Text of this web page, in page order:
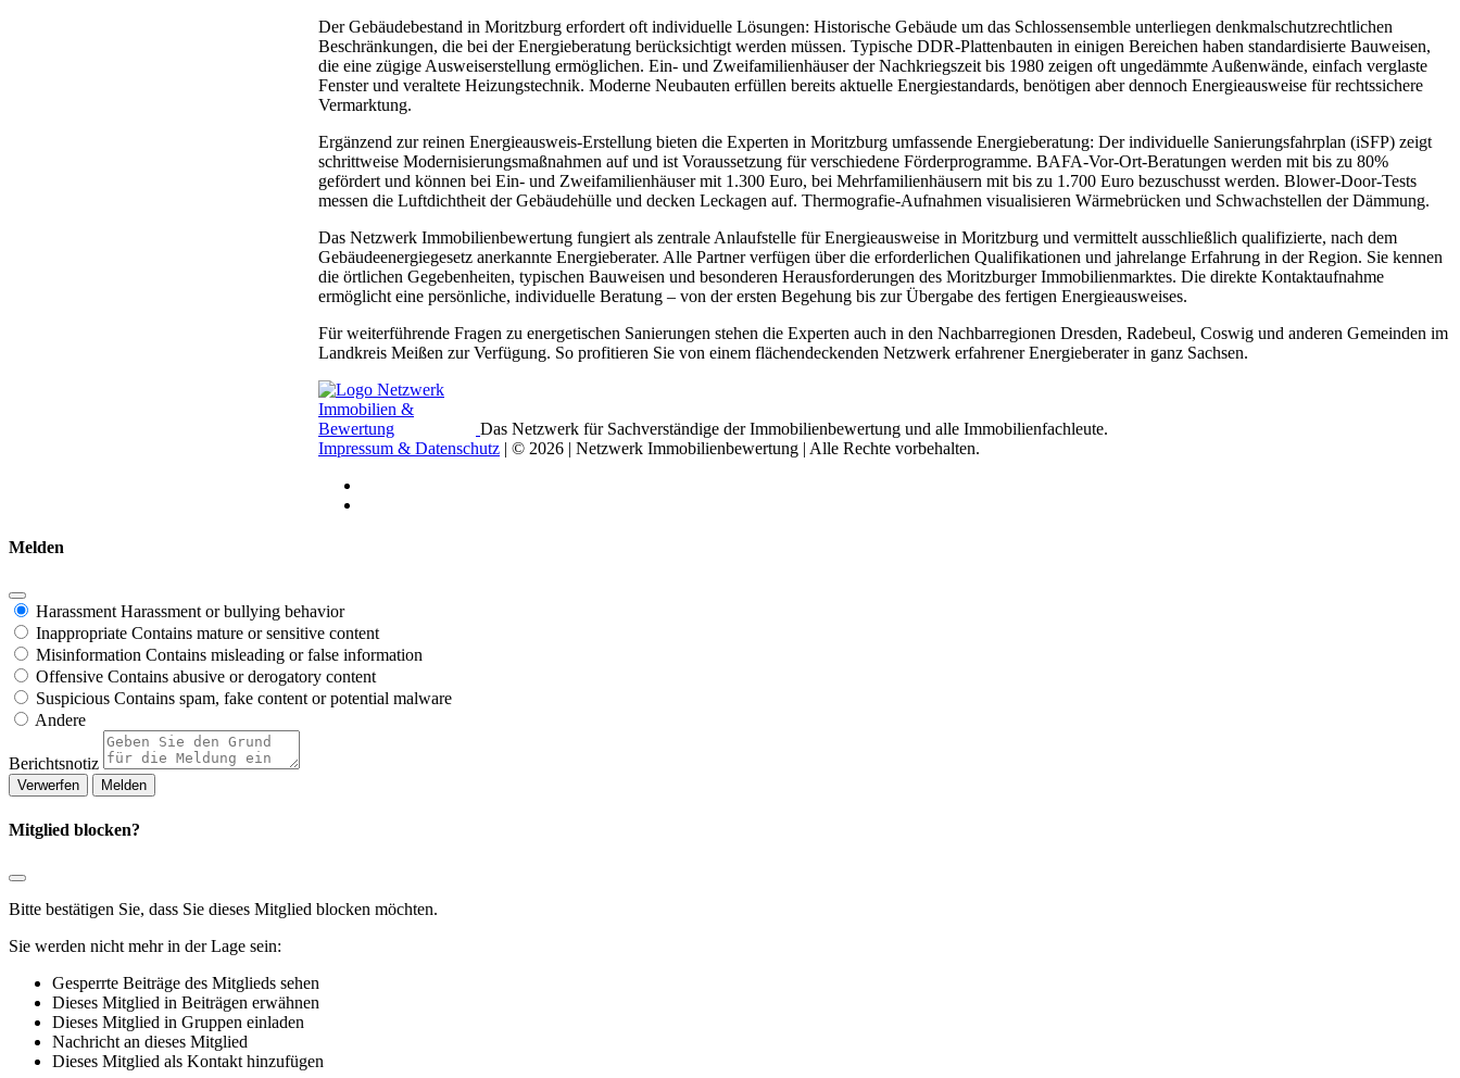
Der Gebäudebestand in Moritzburg erfordert oft individuelle Lösungen: Historische Gebäude um das Schlossensemble unterliegen denkmalschutzrechtlichen
Beschränkungen, die bei der Energieberatung berücksichtigt werden müssen. Typische DDR-Plattenbauten in einigen Bereichen haben standardisierte Bauweisen,
die eine zügige Ausweiserstellung ermöglichen. Ein- und Zweifamilienhäuser der Nachkriegszeit bis 1980 zeigen oft ungedämmte Außenwände, einfach verglaste
Fenster und veraltete Heizungstechnik. Moderne Neubauten erfüllen bereits aktuelle Energiestandards, benötigen aber dennoch Energieausweise für rechtssichere
Vermarktung.
Ergänzend zur reinen Energieausweis-Erstellung bieten die Experten in Moritzburg umfassende Energieberatung: Der individuelle Sanierungsfahrplan (iSFP) zeigt
schrittweise Modernisierungsmaßnahmen auf und ist Voraussetzung für verschiedene Förderprogramme. BAFA-Vor-Ort-Beratungen werden mit bis zu 80%
gefördert und können bei Ein- und Zweifamilienhäuser mit 1.300 Euro, bei Mehrfamilienhäusern mit bis zu 1.700 Euro bezuschusst werden. Blower-Door-Tests
messen die Luftdichtheit der Gebäudehülle und decken Leckagen auf. Thermografie-Aufnahmen visualisieren Wärmebrücken und Schwachstellen der Dämmung.
Das Netzwerk Immobilienbewertung fungiert als zentrale Anlaufstelle für Energieausweise in Moritzburg und vermittelt ausschließlich qualifizierte, nach dem
Gebäudeenergiegesetz anerkannte Energieberater. Alle Partner verfügen über die erforderlichen Qualifikationen und jahrelange Erfahrung in der Region. Sie kennen
die örtlichen Gegebenheiten, typischen Bauweisen und besonderen Herausforderungen des Moritzburger Immobilienmarktes. Die direkte Kontaktaufnahme
ermöglicht eine persönliche, individuelle Beratung – von der ersten Begehung bis zur Übergabe des fertigen Energieausweises.
Für weiterführende Fragen zu energetischen Sanierungen stehen die Experten auch in den Nachbarregionen Dresden, Radebeul, Coswig und anderen Gemeinden im
Landkreis Meißen zur Verfügung. So profitieren Sie von einem flächendeckenden Netzwerk erfahrener Energieberater in ganz Sachsen.
Das Netzwerk für Sachverständige der Immobilienbewertung und alle Immobilienfachleute.
Impressum & Datenschutz | © 2026 | Netzwerk Immobilienbewertung | Alle Rechte vorbehalten.
Melden
Harassment Harassment or bullying behavior
Inappropriate Contains mature or sensitive content
Misinformation Contains misleading or false information
Offensive Contains abusive or derogatory content
Suspicious Contains spam, fake content or potential malware
Andere
Berichtsnotiz
Melden
Mitglied blocken?
Bitte bestätigen Sie, dass Sie dieses Mitglied blocken möchten.
Sie werden nicht mehr in der Lage sein:
Gesperrte Beiträge des Mitglieds sehen
Dieses Mitglied in Beiträgen erwähnen
Dieses Mitglied in Gruppen einladen
Nachricht an dieses Mitglied
Dieses Mitglied als Kontakt hinzufügen